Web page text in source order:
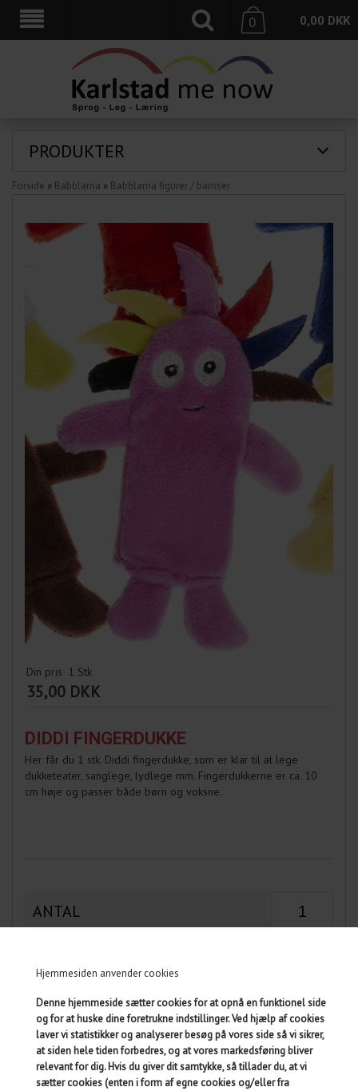
Hjemmesiden anvender cookies
Denne hjemmeside sætter cookies for at opnå en funktionel side
og for at huske dine foretrukne indstillinger. Ved hjælp af cookies
laver vi statistikker og analyserer besøg på vores side så vi sikrer,
at siden hele tiden forbedres, og at vores markedsføring bliver
relevant for dig. Hvis du giver dit samtykke, så tillader du, at vi
sætter cookies (enten i form af egne cookies og/eller fra
0,00 DKK
0
PRODUKTER
Forside » Babblarna » Babblarna figurer / bamser
Din pris 1 Stk
35,00 DKK
DIDDI FINGERDUKKE
Her får du 1 stk. Diddi fingerdukke, som er klar til at lege
dukketeater, sanglege, lydlege mm. Fingerdukkerne er ca. 10
cm høje og passer både børn og voksne.
ANTAL
På lager
Leveringstid 2-3 dage
OM PRODUKTET